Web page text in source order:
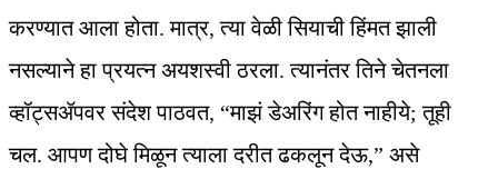
करण्यात आला होता. मात्र, त्या वेळी सियाची हिंमत झाली
नसल्याने हा प्रयत्न अयशस्वी ठरला. त्यानंतर तिने चेतनला
व्हॉट्सॲपवर संदेश पाठवत, “माझं डेअरिंग होत नाहीये; तूही
चल. आपण दोघे मिळून त्याला दरीत ढकलून देऊ,” असे